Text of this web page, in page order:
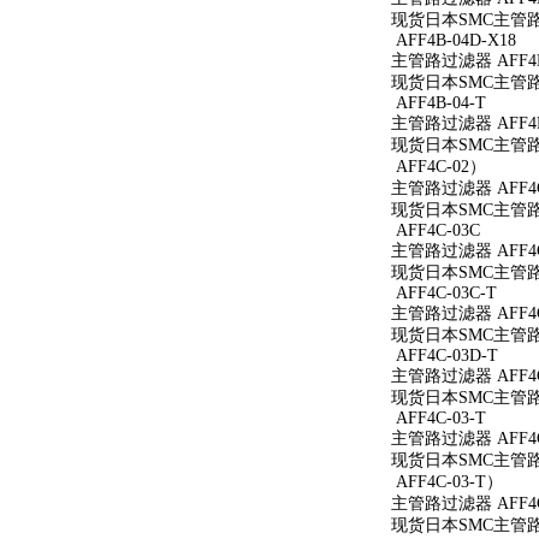
现货日本SMC主管
AFF4B-04D-X18
主管路过滤器
现货日本SMC主管
AFF4B-04-T
主管路过滤器
现货日本SMC主管
AFF4C-02）
主管路过滤器
现货日本SMC主管
AFF4C-03C
主管路过滤器
现货日本SMC主管
AFF4C-03C-T
主管路过滤器
现货日本SMC主管
AFF4C-03D-T
主管路过滤器
现货日本SMC主管
AFF4C-03-T
主管路过滤器
现货日本SMC主管
AFF4C-03-T）
主管路过滤器
现货日本SMC主管